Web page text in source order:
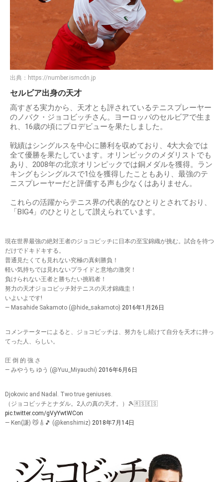
出典： https://number.ismcdn.jp
セルビア出身の天才
高すぎる実力から、天才とも評されているテニスプレーヤー
のノバク・ジョコビッチさん。ヨーロッパのセルビアで生ま
れ、16歳の頃にプロデビューを果たしました。
戦績はシングルスを中心に勝利を収めており、4大大会では
全て優勝を果たしています。オリンピックのメダリストでも
あり、2008年の北京オリンピックでは銅メダルを獲得。ラン
キングもシングルスで1位を獲得したこともあり、最強のテ
ニスプレーヤーだと評価する声も少なくはありません。
これらの活躍からテニス界の代表的なひとりとされており、
「BIG4」のひとりとして讃えられています。
現在世界最強の絶対王者のジョコビッチに日本の至宝錦織が挑む。試合を待つ
だけでドキドキする。
普通見たくても見れない究極の真剣勝負！
軽い気持ちでは見れないプライドと意地の激突！
負けられない王者と勝ちたい挑戦者！
努力の天才ジョコビッチ対テニスの天才錦織圭！
いよいよです!
— Masahide Sakamoto (@hide_sakamoto) 2016年1月26日
コメンテーターによると、ジョコビッチは、努力をし続けて自分を天才に持っ
てった人、らしい。
圧 倒 的 強 さ
— みやうち ゆう (@Yuu_Miyauchi) 2016年6月6日
Djokovic and Nadal. Two true geniuses.
（ジョコビッチとナダル。2人の真の天才。）🎾🇷🇸🇪🇸
pic.twitter.com/gVyYwtWCon
— Ken(謙) 😼🎸🎵 (@kenshimiz) 2018年7月14日